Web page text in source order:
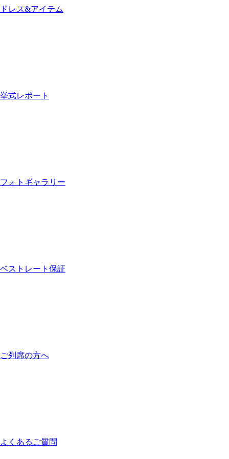
ドレス&アイテム
挙式レポート
フォトギャラリー
ベストレート保証
ご列席の方へ
よくあるご質問